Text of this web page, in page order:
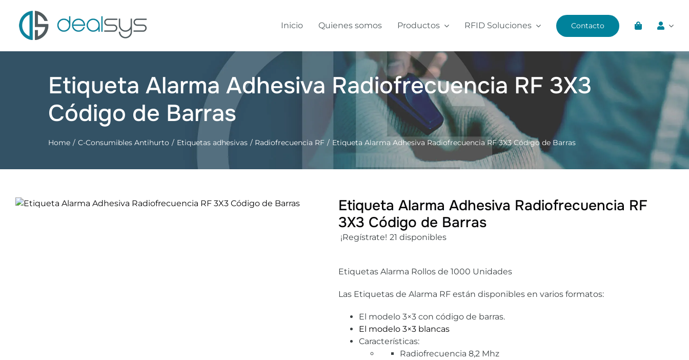
contenido
Inicio Quienes somos Productos RFID Soluciones Contacto
Etiqueta Alarma Adhesiva Radiofrecuencia RF 3X3
Código de Barras
Home C-Consumibles Antihurto Etiquetas adhesivas Radiofrecuencia RF Etiqueta Alarma Adhesiva Radiofrecuencia RF 3X3 Código de Barras
Etiqueta Alarma Adhesiva Radiofrecuencia RF
3X3 Código de Barras
¡Regístrate! 21 disponibles
Etiquetas Alarma Rollos de 1000 Unidades
Las Etiquetas de Alarma RF están disponibles en varios formatos:
El modelo 3×3 con código de barras.
El modelo 3×3 blancas
Características:
Radiofrecuencia 8,2 Mhz